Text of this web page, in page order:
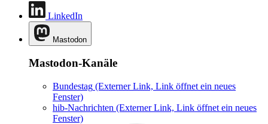
LinkedIn
Mastodon
Mastodon-Kanäle
Bundestag (Externer Link, Link öffnet ein neues
Fenster)
hib-Nachrichten (Externer Link, Link öffnet ein neues
Fenster)